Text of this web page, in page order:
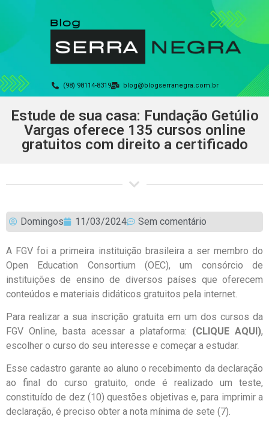
(98) 98114-8319 blog@blogserranegra.com.br
Estude de sua casa: Fundação Getúlio
Vargas oferece 135 cursos online
gratuitos com direito a certificado
Domingos 11/03/2024 Sem comentário
A FGV foi a primeira instituição brasileira a ser membro do
Open Education Consortium (OEC), um consórcio de
instituições de ensino de diversos países que oferecem
conteúdos e materiais didáticos gratuitos pela internet.
Para realizar a sua inscrição gratuita em um dos cursos da
FGV Online, basta acessar a plataforma: (CLIQUE AQUI),
escolher o curso do seu interesse e começar a estudar.
Esse cadastro garante ao aluno o recebimento da declaração
ao final do curso gratuito, onde é realizado um teste,
constituído de dez (10) questões objetivas e, para imprimir a
declaração, é preciso obter a nota mínima de sete (7).